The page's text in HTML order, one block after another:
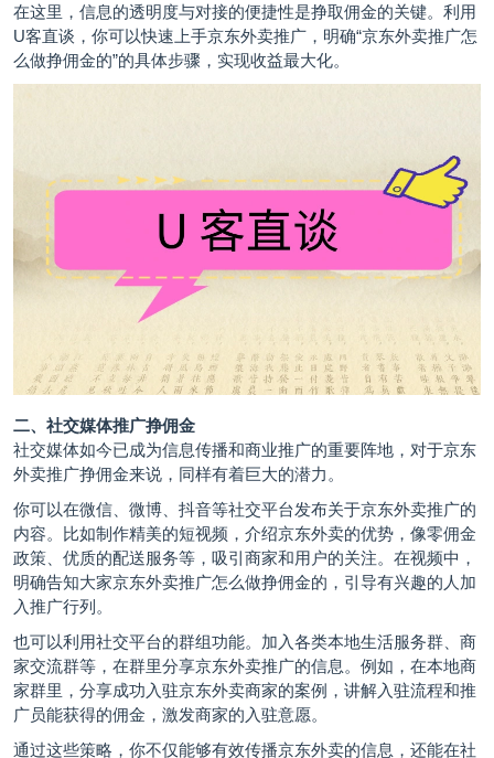
在这里，信息的透明度与对接的便捷性是挣取佣金的关键。利用
U客直谈，你可以快速上手京东外卖推广，明确“京东外卖推广怎
么做挣佣金的”的具体步骤，实现收益最大化。
二、社交媒体推广挣佣金
社交媒体如今已成为信息传播和商业推广的重要阵地，对于京东
外卖推广挣佣金来说，同样有着巨大的潜力。
你可以在微信、微博、抖音等社交平台发布关于京东外卖推广的
内容。比如制作精美的短视频，介绍京东外卖的优势，像零佣金
政策、优质的配送服务等，吸引商家和用户的关注。在视频中，
明确告知大家京东外卖推广怎么做挣佣金的，引导有兴趣的人加
入推广行列。
也可以利用社交平台的群组功能。加入各类本地生活服务群、商
家交流群等，在群里分享京东外卖推广的信息。例如，在本地商
家群里，分享成功入驻京东外卖商家的案例，讲解入驻流程和推
广员能获得的佣金，激发商家的入驻意愿。
通过这些策略，你不仅能够有效传播京东外卖的信息，还能在社